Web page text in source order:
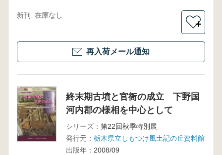
新刊 在庫なし
＋
再入荷メール通知
終末期古墳と官衙の成立 下野国
河内郡の様相を中心として
シリーズ： 第22回秋季特別展
発行元： 栃木県立しもつけ風土記の丘資料館
出版年： 2008/09